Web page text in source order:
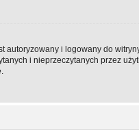
autoryzowany i logowany do
i nieprzeczytanych przez